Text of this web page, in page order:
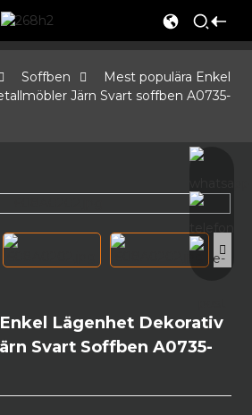
Soffben
Mest populära Enkel
Järn Svart soffben A0735-
Lägenhet Dekorativ
Svart Soffben A0735-